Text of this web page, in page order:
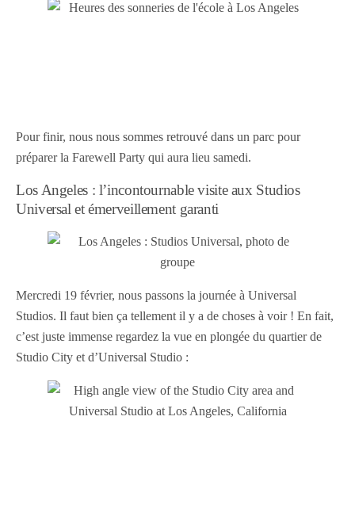
Pour finir, nous nous sommes retrouvé dans un parc pour
préparer la Farewell Party qui aura lieu samedi.
Los Angeles : l’incontournable visite aux Studios
Universal et émerveillement garanti
Mercredi 19 février, nous passons la journée à Universal
Studios. Il faut bien ça tellement il y a de choses à voir ! En fait,
c’est juste immense regardez la vue en plongée du quartier de
Studio City et d’Universal Studio :